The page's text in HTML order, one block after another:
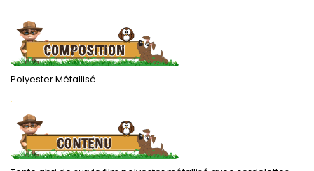
.
Polyester Métallisé
.